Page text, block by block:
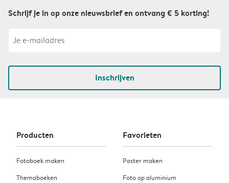
Schrijf je in op onze nieuwsbrief en ontvang € 5 korting!
Inschrijven
Producten
Fotoboek maken
Themaboeken
Favorieten
Poster maken
Foto op aluminium